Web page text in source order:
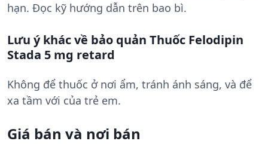
hạn. Đọc kỹ hướng dẫn trên bao bì.
Lưu ý khác về bảo quản Thuốc Felodipin
Stada 5 mg retard
Không để thuốc ở nơi ẩm, tránh ánh sáng, và để
xa tầm với của trẻ em.
Giá bán và nơi bán